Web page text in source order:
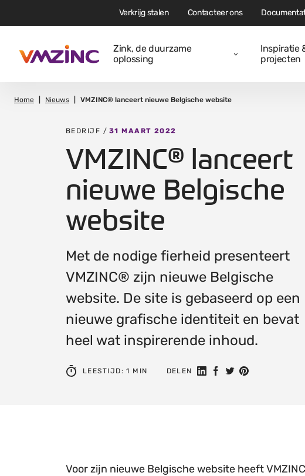
Zink, de duurzame
oplossing
Inspiratie
projecten
Verkrijg stalen Contacteer ons
Home Nieuws VMZINC® lanceert nieuwe Belgische website
BEDRIJF / 31 MAART 2022
VMZINC® lanceert
nieuwe Belgische
website
Met de nodige fierheid presenteert
VMZINC® zijn nieuwe Belgische
website. De site is gebaseerd op een
nieuwe grafische identiteit en bevat
heel wat inspirerende inhoud.
LEESTIJD: 1 MIN DELEN Deel op LinkedIn
Deel op Facebook
Delen op Twitter
Delen op
Voor zijn nieuwe Belgische website heeft